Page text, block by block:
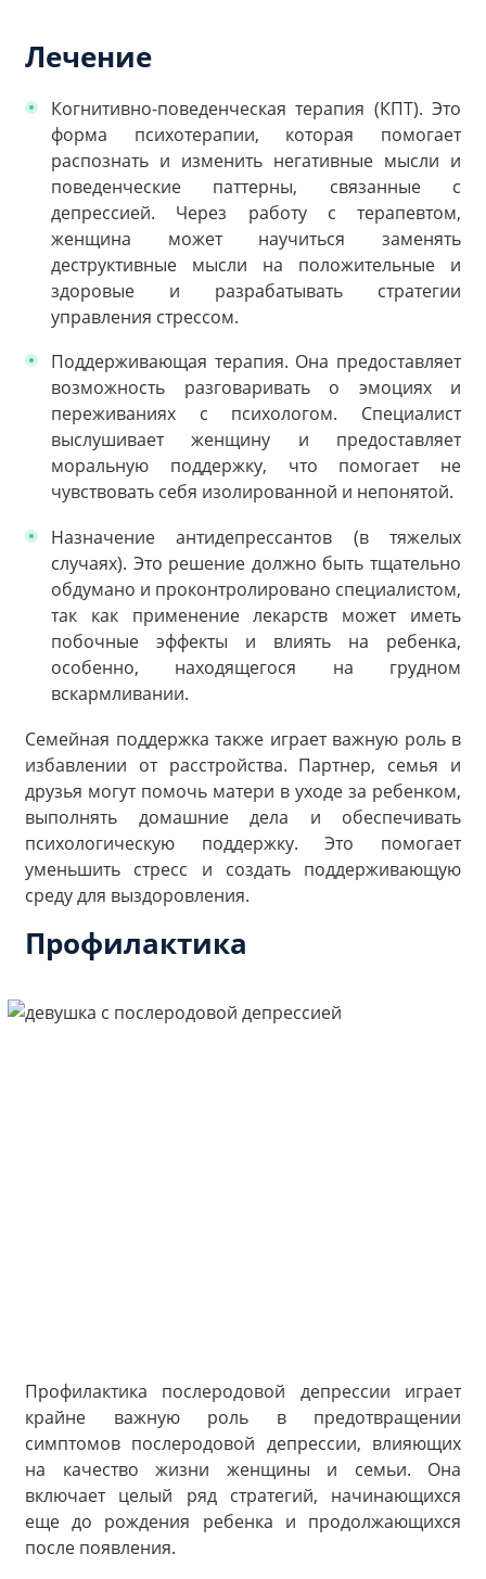
Лечение
Когнитивно-поведенческая терапия (КПТ). Это
форма психотерапии, которая помогает
распознать и изменить негативные мысли и
поведенческие паттерны, связанные с
депрессией. Через работу с терапевтом,
женщина может научиться заменять
деструктивные мысли на положительные и
здоровые и разрабатывать стратегии
управления стрессом.
Поддерживающая терапия. Она предоставляет
возможность разговаривать о эмоциях и
переживаниях с психологом. Специалист
выслушивает женщину и предоставляет
моральную поддержку, что помогает не
чувствовать себя изолированной и непонятой.
Назначение антидепрессантов (в тяжелых
случаях). Это решение должно быть тщательно
обдумано и проконтролировано специалистом,
так как применение лекарств может иметь
побочные эффекты и влиять на ребенка,
особенно, находящегося на грудном
вскармливании.
Семейная поддержка также играет важную роль в
избавлении от расстройства. Партнер, семья и
друзья могут помочь матери в уходе за ребенком,
выполнять домашние дела и обеспечивать
психологическую поддержку. Это помогает
уменьшить стресс и создать поддерживающую
среду для выздоровления.
Профилактика
Профилактика послеродовой депрессии играет
крайне важную роль в предотвращении
симптомов послеродовой депрессии, влияющих
на качество жизни женщины и семьи. Она
включает целый ряд стратегий, начинающихся
еще до рождения ребенка и продолжающихся
после появления.